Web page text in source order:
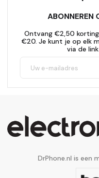
ABONNEREN
Ontvang €2,50
€20. Je kunt je op elk
via de
DrPhone.nl is een